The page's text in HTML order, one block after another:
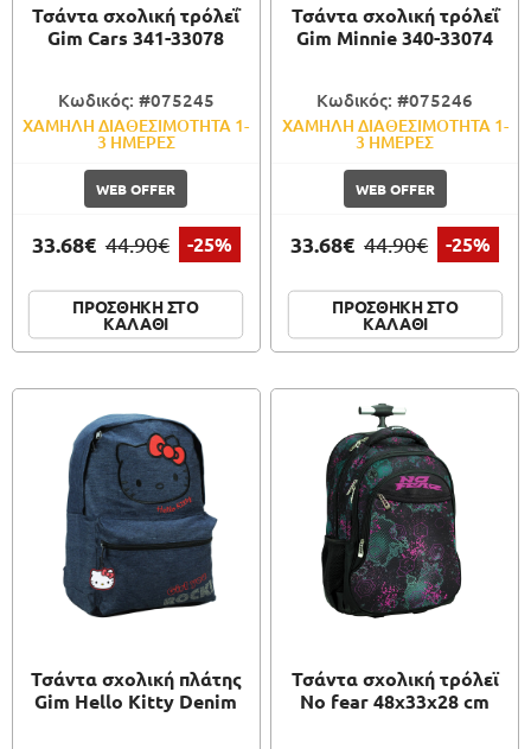
Τσάντα σχολική τρόλεΐ
Gim Cars 341-33078
Κωδικός: #075245
ΧΑΜΗΛΗ ΔΙΑΘΕΣΙΜΟΤΗΤΑ 1-
3 ΗΜΕΡΕΣ
WEB OFFER
33.68€ 44.90€ -25%
ΠΡΟΣΘΗΚΗ ΣΤΟ
ΚΑΛΑΘΙ
Τσάντα σχολική τρόλεΐ
Gim Minnie 340-33074
Κωδικός: #075246
ΧΑΜΗΛΗ ΔΙΑΘΕΣΙΜΟΤΗΤΑ 1-
3 ΗΜΕΡΕΣ
WEB OFFER
33.68€ 44.90€ -25%
ΠΡΟΣΘΗΚΗ ΣΤΟ
ΚΑΛΑΘΙ
Τσάντα σχολική πλάτης
Gim Hello Kitty Denim
Τσάντα σχολική τρόλεϊ
No fear 48x33x28 cm